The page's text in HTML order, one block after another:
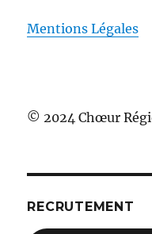
Mentions Légales
© 2024 Chœur
RECRUTEMENT